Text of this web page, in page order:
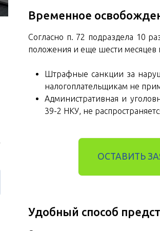
Временное
Согласно п. 72 подраздела 10
положения и еще шести месяцев
Штрафные санкции за
налогоплательщикам не
Административная и
39-2 НКУ, не
ОСТАВИТЬ
Удобный способ